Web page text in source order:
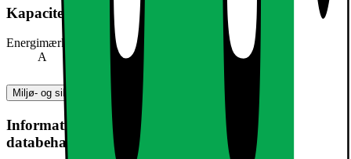
Kapacitet, forbrug og strøm
Energimærke
A
Miljø- og sikkerhedsoplysninger
Information om produktsikkerhed og
databehandling